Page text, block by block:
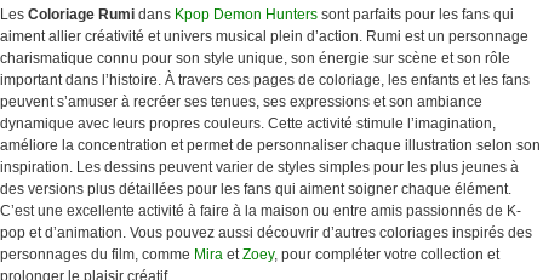
Les Coloriage Rumi dans Kpop Demon Hunters sont parfaits pour les fans qui
aiment allier créativité et univers musical plein d’action. Rumi est un personnage
charismatique connu pour son style unique, son énergie sur scène et son rôle
important dans l’histoire. À travers ces pages de coloriage, les enfants et les fans
peuvent s’amuser à recréer ses tenues, ses expressions et son ambiance
dynamique avec leurs propres couleurs. Cette activité stimule l’imagination,
améliore la concentration et permet de personnaliser chaque illustration selon son
inspiration. Les dessins peuvent varier de styles simples pour les plus jeunes à
des versions plus détaillées pour les fans qui aiment soigner chaque élément.
C’est une excellente activité à faire à la maison ou entre amis passionnés de K-
pop et d’animation. Vous pouvez aussi découvrir d’autres coloriages inspirés des
personnages du film, comme Mira etZoey, pour compléter votre collection et
prolonger le plaisir créatif.